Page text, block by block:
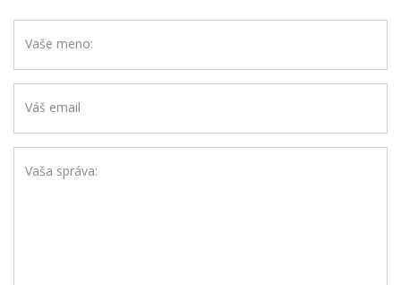
Vaše meno:
Váš email
Vaša správa: